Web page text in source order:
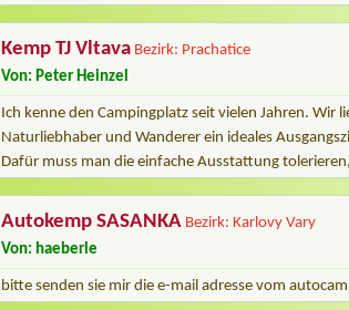
Kemp TJ Vltava Bezirk: Prachatice
Von: Peter Heinzel
Ich kenne den Campingplatz seit vielen Jahren. Wir
Naturliebhaber und Wanderer ein ideales
Dafür muss man die einfache Ausstattung
Autokemp SASANKA Bezirk: Karlovy Vary
Von: haeberle
bitte senden sie mir die e-mail adresse vom